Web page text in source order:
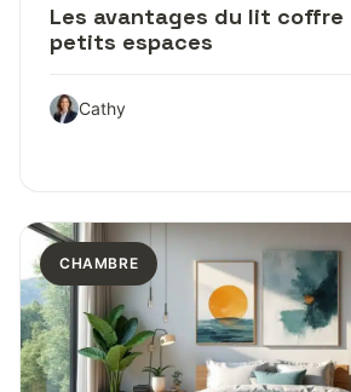
Les avantages du lit coffre
petits espaces
Cathy
CHAMBRE